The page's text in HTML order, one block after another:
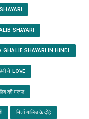
SHAYARI
GHALIB SHAYARI IN HINDI
में LOVE
की ग़ज़ल
मिर्जा गालिब के दोहे